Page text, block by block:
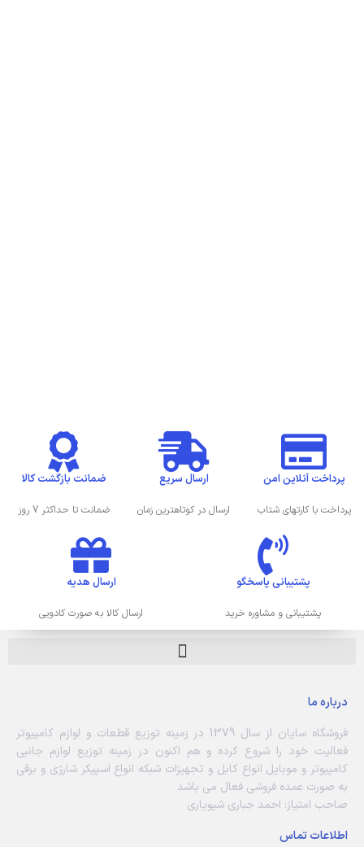
پرداخت آنلاین امن
پرداخت با کارتهای شتاب
ارسال سریع
ارسال در کوتاهترین زمان
ضمانت بازگشت کالا
ضمانت تا حداکثر 7 روز
پشتیبانی پاسخگو
پشتیبانی و مشاوره خرید
ارسال هدیه
ارسال کالا به صورت کادویی
درباره ما
فروشگاه سایان از سال 1379 در زمینه توزیع قطعات و لوازم کامپیوتر
فعالیت خود را شروع کرده و هم اکنون در زمینه توزیع لوازم جانبی
کامپیوتر و موبایل انواع کابل و تجهیزات شبکه انواع اسپیکر شارژی و برقی
به صورت عمده فروشی فعال می باشد
صاحب امتیاز: احمد جباری شیویاری
اطلاعات تماس